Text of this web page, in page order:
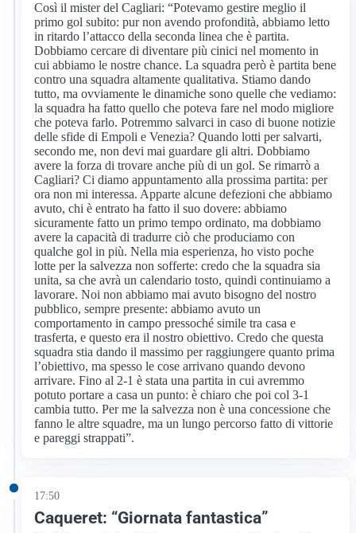
Così il mister del Cagliari: “Potevamo gestire meglio il
primo gol subito: pur non avendo profondità, abbiamo letto
in ritardo l’attacco della seconda linea che è partita.
Dobbiamo cercare di diventare più cinici nel momento in
cui abbiamo le nostre chance. La squadra però è partita bene
contro una squadra altamente qualitativa. Stiamo dando
tutto, ma ovviamente le dinamiche sono quelle che vediamo:
la squadra ha fatto quello che poteva fare nel modo migliore
che poteva farlo. Potremmo salvarci in caso di buone notizie
delle sfide di Empoli e Venezia? Quando lotti per salvarti,
secondo me, non devi mai guardare gli altri. Dobbiamo
avere la forza di trovare anche più di un gol. Se rimarrò a
Cagliari? Ci diamo appuntamento alla prossima partita: per
ora non mi interessa. Apparte alcune defezioni che abbiamo
avuto, chi è entrato ha fatto il suo dovere: abbiamo
sicuramente fatto un primo tempo ordinato, ma dobbiamo
avere la capacità di tradurre ciò che produciamo con
qualche gol in più. Nella mia esperienza, ho visto poche
lotte per la salvezza non sofferte: credo che la squadra sia
unita, sa che avrà un calendario tosto, quindi continuiamo a
lavorare. Noi non abbiamo mai avuto bisogno del nostro
pubblico, sempre presente: abbiamo avuto un
comportamento in campo pressoché simile tra casa e
trasferta, e questo era il nostro obiettivo. Credo che questa
squadra stia dando il massimo per raggiungere quanto prima
l’obiettivo, ma spesso le cose arrivano quando devono
arrivare. Fino al 2-1 è stata una partita in cui avremmo
potuto portare a casa un punto: è chiaro che poi col 3-1
cambia tutto. Per me la salvezza non è una concessione che
fanno le altre squadre, ma un lungo percorso fatto di vittorie
e pareggi strappati”.
17:50
Caqueret: “Giornata fantastica”